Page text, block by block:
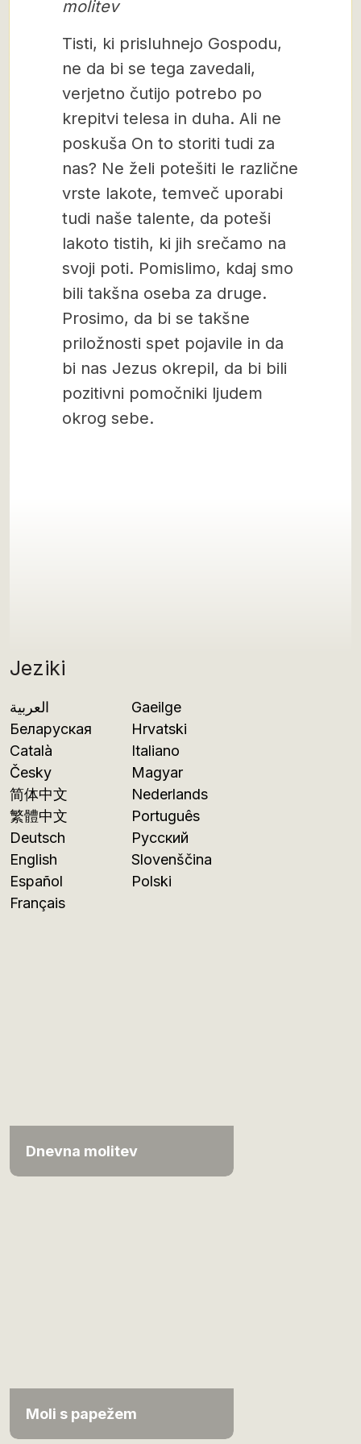
Jeziki
العربية
Беларуская
Català
Česky
简体中文
繁體中文
Deutsch
English
Español
Français
Gaeilge
Hrvatski
Italiano
Magyar
Nederlands
Português
Русский
Slovenščina
Polski
Dnevna molitev
Moli s papežem
molitev
Tisti, ki prisluhnejo Gospodu,
ne da bi se tega zavedali,
verjetno čutijo potrebo po
krepitvi telesa in duha. Ali ne
poskuša On to storiti tudi za
nas? Ne želi potešiti le različne
vrste lakote, temveč uporabi
tudi naše talente, da poteši
lakoto tistih, ki jih srečamo na
svoji poti. Pomislimo, kdaj smo
bili takšna oseba za druge.
Prosimo, da bi se takšne
priložnosti spet pojavile in da
bi nas Jezus okrepil, da bi bili
pozitivni pomočniki ljudem
okrog sebe.